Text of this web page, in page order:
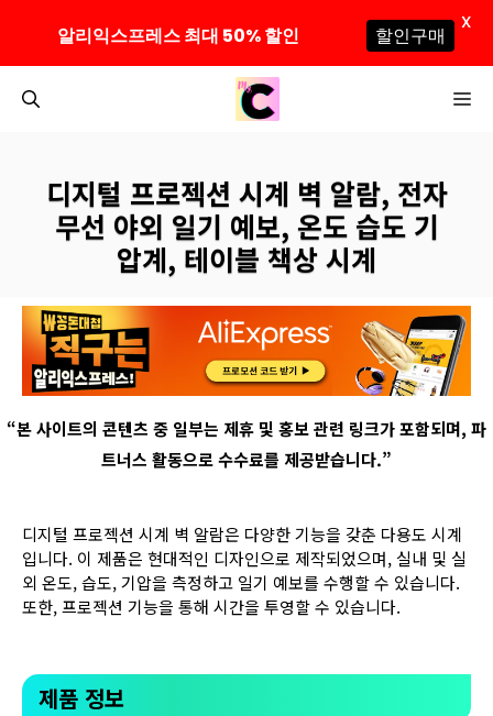
디지털 프로젝션 시계 벽 알람, 전자
무선 야외 일기 예보, 온도 습도 기
압계, 테이블 책상 시계
“본 사이트의 콘텐츠 중 일부는 제휴 및 홍보 관련 링크가 포함되며, 파
트너스 활동으로 수수료를 제공받습니다.”
디지털 프로젝션 시계 벽 알람은 다양한 기능을 갖춘 다용도 시계
입니다. 이 제품은 현대적인 디자인으로 제작되었으며, 실내 및 실
외 온도, 습도, 기압을 측정하고 일기 예보를 수행할 수 있습니다.
또한, 프로젝션 기능을 통해 시간을 투영할 수 있습니다.
제품 정보
알리익스프레스 최대 50% 할인 할인구매
X